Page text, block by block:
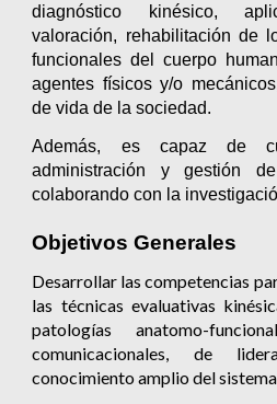
diagnóstico kinésico,
valoración, rehabilitación de
funcionales del cuerpo
agentes físicos y/o
de vida de la sociedad.
Además, es capaz de
administración y gestión
colaborando con la
Objetivos Generales
Desarrollar las competencias
las técnicas evaluativas
patologías anatomo-
comunicacionales, de
conocimiento amplio del